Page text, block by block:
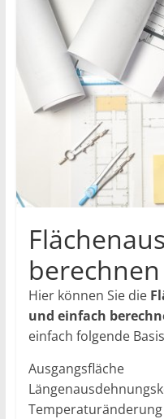
berechnen
Hier können Sie die
und einfach
einfach folgende
Ausgangsfläche
Temperaturänderung